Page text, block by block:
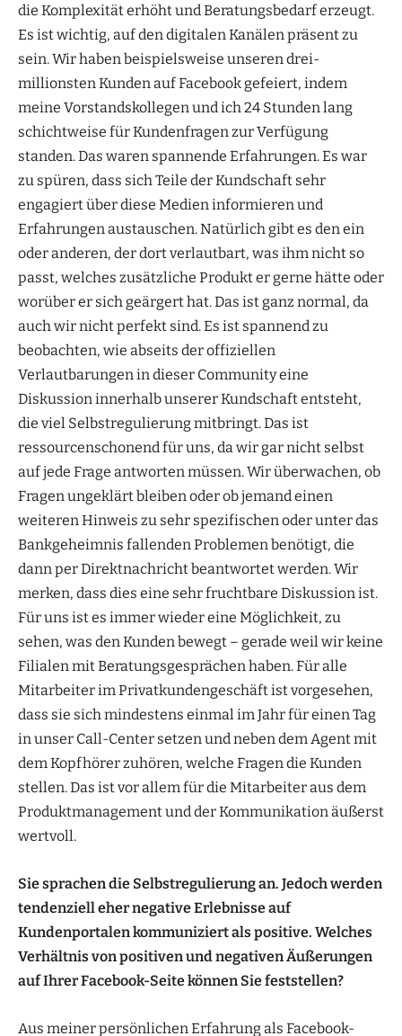
die Komplexität erhöht und Beratungsbedarf erzeugt.
Es ist wichtig, auf den digitalen Kanälen präsent zu
sein. Wir haben beispielsweise unseren drei-
millionsten Kunden auf Facebook gefeiert, indem
meine Vorstandskollegen und ich 24 Stunden lang
schichtweise für Kundenfragen zur Verfügung
standen. Das waren spannende Erfahrungen. Es war
zu spüren, dass sich Teile der Kundschaft sehr
engagiert über diese Medien informieren und
Erfahrungen austauschen. Natürlich gibt es den ein
oder anderen, der dort verlautbart, was ihm nicht so
passt, welches zusätzliche Produkt er gerne hätte oder
worüber er sich geärgert hat. Das ist ganz normal, da
auch wir nicht perfekt sind. Es ist spannend zu
beobachten, wie abseits der offiziellen
Verlautbarungen in dieser Community eine
Diskussion innerhalb unserer Kundschaft entsteht,
die viel Selbstregulierung mitbringt. Das ist
ressourcenschonend für uns, da wir gar nicht selbst
auf jede Frage antworten müssen. Wir überwachen, ob
Fragen ungeklärt bleiben oder ob jemand einen
weiteren Hinweis zu sehr spezifischen oder unter das
Bankgeheimnis fallenden Problemen benötigt, die
dann per Direktnachricht beantwortet werden. Wir
merken, dass dies eine sehr fruchtbare Diskussion ist.
Für uns ist es immer wieder eine Möglichkeit, zu
sehen, was den Kunden bewegt – gerade weil wir keine
Filialen mit Beratungsgesprächen haben. Für alle
Mitarbeiter im Privatkundengeschäft ist vorgesehen,
dass sie sich mindestens einmal im Jahr für einen Tag
in unser Call-Center setzen und neben dem Agent mit
dem Kopfhörer zuhören, welche Fragen die Kunden
stellen. Das ist vor allem für die Mitarbeiter aus dem
Produktmanagement und der Kommunikation äußerst
wertvoll.
Sie sprachen die Selbstregulierung an. Jedoch werden
tendenziell eher negative Erlebnisse auf
Kundenportalen kommuniziert als positive. Welches
Verhältnis von positiven und negativen Äußerungen
auf Ihrer Facebook-Seite können Sie feststellen?
Aus meiner persönlichen Erfahrung als Facebook-